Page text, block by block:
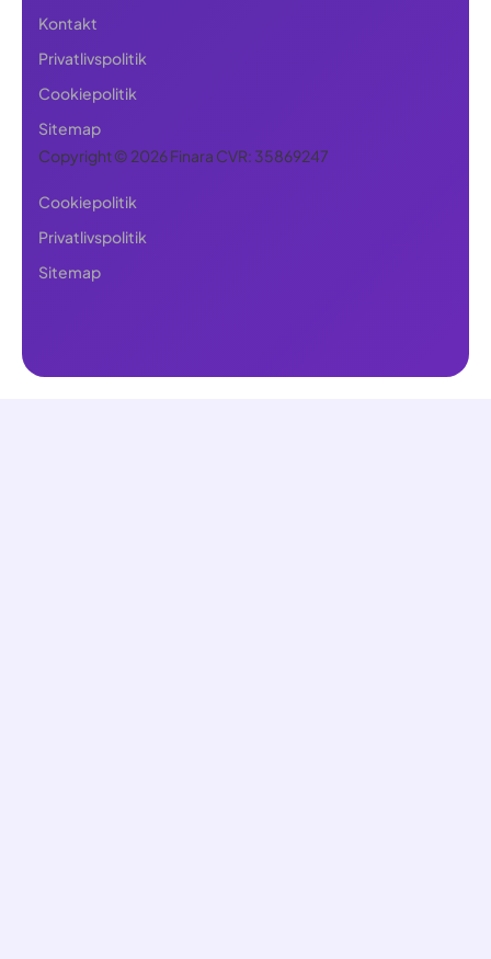
Kontakt
Privatlivspolitik
Cookiepolitik
Sitemap
Copyright © 2026 Finara CVR: 35869247
Cookiepolitik
Privatlivspolitik
Sitemap